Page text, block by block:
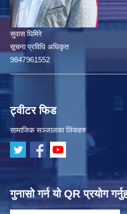
सुवास घिमिरे
सूचना प्रविधि अधिकृत
9847961552
ट्वीटर फिड
सामाजिक सञ्जालका लिंकहरु
गुनासो गर्न यो QR प्रयोग